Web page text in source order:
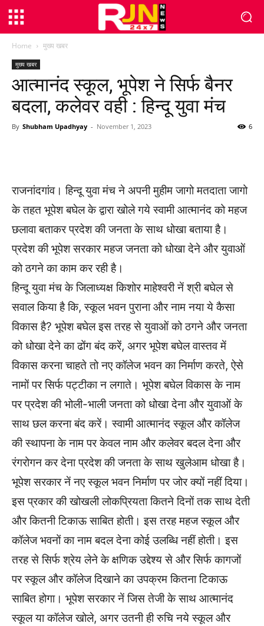
Home मुख्य खबर
मुख्य खबर
आत्मानंद स्कूल, भूपेश ने सिर्फ बैनर
बदला, कलेवर वही : हिन्दू युवा मंच
By Shubham Upadhyay - November 1, 2023 6
राजनांदगांव। हिन्दू युवा मंच ने अपनी मुहीम जागो मतदाता जागो
के तहत भूपेश बघेल के द्वारा खोले गये स्वामी आत्मानंद को महज
छलावा बताकर प्रदेश की जनता के साथ धोखा बताया है।
प्रदेश की भूपेश सरकार महज जनता को धोखा देने और युवाओं
को ठगने का काम कर रही है।
हिन्दू युवा मंच के जिलाध्यक्ष किशोर माहेश्वरी नें श्री बघेल से
सवाल किया है कि, स्कूल भवन पुराना और नाम नया ये कैसा
विकास है? भूपेश बघेल इस तरह से युवाओं को ठगने और जनता
को धोखा देने का ढोंग बंद करें, अगर भूपेश बघेल वास्तव में
विकास करना चाहते तो नए कॉलेज भवन का निर्माण करते, ऐसे
नामों पर सिर्फ पट्टीका न लगाते। भूपेश बघेल विकास के नाम
पर प्रदेश की भोली-भाली जनता को धोखा देना और युवाओं के
साथ छल करना बंद करें। स्वामी आत्मानंद स्कूल और कॉलेज
की स्थापना के नाम पर केवल नाम और कलेवर बदल देना और
रंगरोगन कर देना प्रदेश की जनता के साथ खुलेआम धोखा है।
भूपेश सरकार नें नए स्कूल भवन निर्माण पर जोर क्यों नहीं दिया।
इस प्रकार की खोखली लोकप्रियता कितने दिनों तक साथ देती
और कितनी टिकाऊ साबित होती। इस तरह महज स्कूल और
कॉलेज भवनों का नाम बदल देना कोई उलब्धि नहीं होती। इस
तरह से सिर्फ श्रेय लेने के क्षणिक उद्देश्य से और सिर्फ कागजों
पर स्कूल और कॉलेज दिखाने का उपक्रम कितना टिकाऊ
साबित होगा। भूपेश सरकार नें जिस तेजी के साथ आत्मानंद
स्कूल या कॉलेज खोले, अगर उतनी ही रुचि नये स्कूल और